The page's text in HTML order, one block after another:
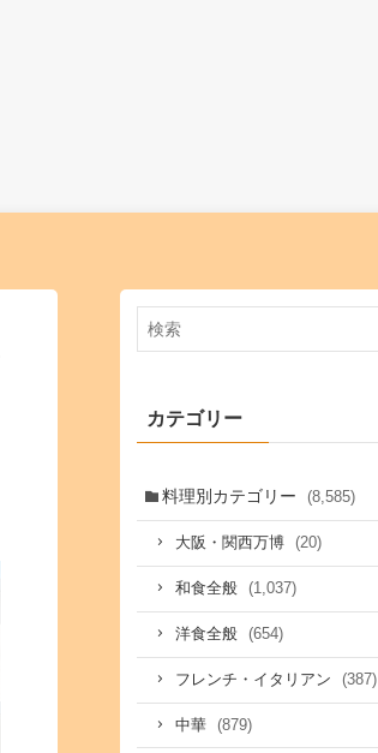
カテゴリー
料理別カテゴリー (8,585)
大阪・関西万博 (20)
和食全般 (1,037)
洋食全般 (654)
フレンチ・イタリアン (387)
中華 (879)